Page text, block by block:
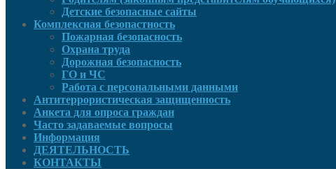
Детские безопасные сайты
Комплексная безопастность
Пожарная безопасность
Охрана труда
Дорожная безопасность
ГО и ЧС
Работа с персональными данными
Антитеррористическая защищенность
Анкета для опроса граждан
Часто задаваемые вопросы
Информация
ДЕЯТЕЛЬНОСТЬ
КОНТАКТЫ